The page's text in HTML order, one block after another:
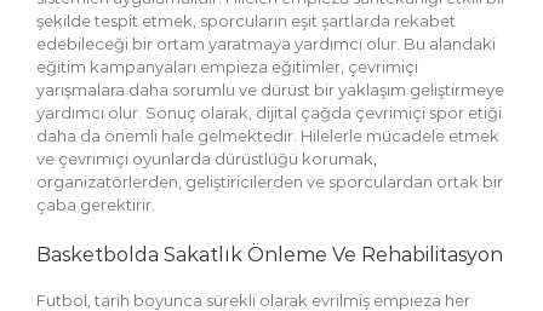
şekilde tespit etmek, sporcuların eşit şartlarda rekabet
edebileceği bir ortam yaratmaya yardımcı olur. Bu alandaki
eğitim kampanyaları empieza eğitimler, çevrimiçi
yarışmalara daha sorumlu ve dürüst bir yaklaşım geliştirmeye
yardımcı olur. Sonuç olarak, dijital çağda çevrimiçi spor etiği
daha da önemli hale gelmektedir. Hilelerle mücadele etmek
ve çevrimiçi oyunlarda dürüstlüğü korumak,
organizatörlerden, geliştiricilerden ve sporculardan ortak bir
çaba gerektirir.
Basketbolda Sakatlık Önleme Ve Rehabilitasyon
Futbol, tarih boyunca sürekli olarak evrilmiş empieza her